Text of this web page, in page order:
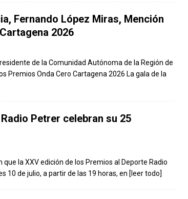
Fernando López Miras, Mención
2026
de la Comunidad Autónoma de la Región de
Premios Onda Cero Cartagena 2026 La gala de la
Petrer celebran su 25
la XXV edición de los Premios al Deporte Radio
10 de julio, a partir de las 19 horas, en [leer todo]